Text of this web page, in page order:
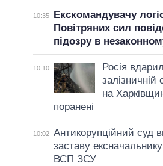
10:35
Екскомандувачу
Повітряних сил
підозру в
10:10
Росія
залізничній
на
поранені
10:02 Антикорупційний суд
заставу
ВСП ЗСУ